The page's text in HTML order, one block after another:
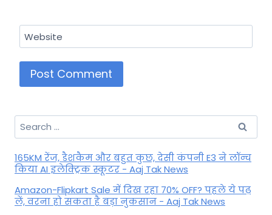
Website
Search
for:
165KM रेंज, डैशकैम और बहुत कुछ, देसी कंपनी E3 ने लॉन्च
किया AI इलेक्ट्रिक स्कूटर - Aaj Tak News
Amazon-Flipkart Sale में दिख रहा 70% OFF? पहले ये पढ़
लें, वरना हो सकता है बड़ा नुकसान - Aaj Tak News